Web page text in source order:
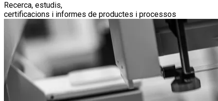
Recerca, estudis,
certificacions i informes de productes i processos